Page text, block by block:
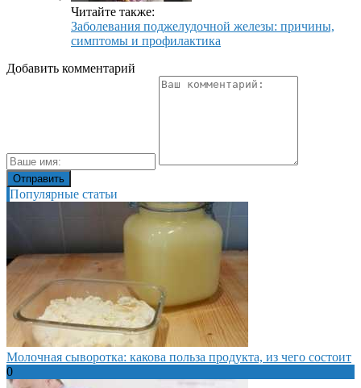
Читайте также:
Заболевания поджелудочной железы: причины,
симптомы и профилактика
Добавить комментарий
Популярные статьи
Молочная сыворотка: какова польза продукта, из чего состоит
0